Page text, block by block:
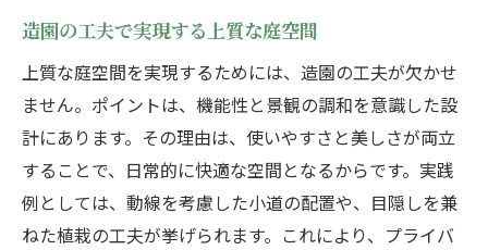
造園の工夫で実現する上質な庭空間
上質な庭空間を実現するためには、造園の工夫が欠かせ
ません。ポイントは、機能性と景観の調和を意識した設
計にあります。その理由は、使いやすさと美しさが両立
することで、日常的に快適な空間となるからです。実践
例としては、動線を考慮した小道の配置や、目隠しを兼
ねた植栽の工夫が挙げられます。これにより、プライバ